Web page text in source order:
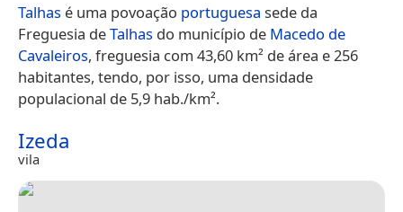
Talhas é uma povoação portuguesa sede da
Freguesia deTalhas do município de Macedo de
Cavaleiros, freguesia com 43,60 km² de área e 256
habitantes, tendo, por isso, uma densidade
populacional de 5,9 hab./km².
Izeda
vila